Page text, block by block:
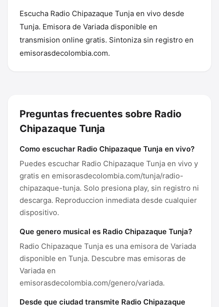
Escucha Radio Chipazaque Tunja en vivo desde
Tunja. Emisora de Variada disponible en
transmision online gratis. Sintoniza sin registro en
emisorasdecolombia.com.
Preguntas frecuentes sobre Radio
Chipazaque Tunja
Como escuchar Radio Chipazaque Tunja en vivo?
Puedes escuchar Radio Chipazaque Tunja en vivo y
gratis en emisorasdecolombia.com/tunja/radio-
chipazaque-tunja. Solo presiona play, sin registro ni
descarga. Reproduccion inmediata desde cualquier
dispositivo.
Que genero musical es Radio Chipazaque Tunja?
Radio Chipazaque Tunja es una emisora de Variada
disponible en Tunja. Descubre mas emisoras de
Variada en
emisorasdecolombia.com/genero/variada.
Desde que ciudad transmite Radio Chipazaque